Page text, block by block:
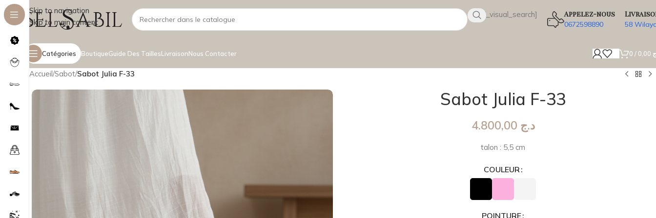
Skip to navigation
Skip to main content
[wsbi_visual_search] Appelez-nous
0672598890 58
Catégories BoutiqueGuide Des TaillesLivraisonNous Contacter 0 /
Accueil/Sabot/Sabot Julia F-33
Sabot Julia F-33
د.ج
talon : 5,5 cm
COULEUR
POINTURE